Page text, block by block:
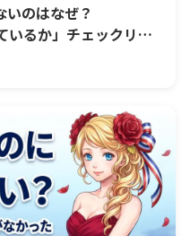
のはなぜ？
いるか」チェックリス